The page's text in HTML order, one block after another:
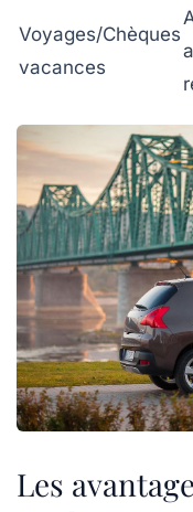
Voyages/Chèques
vacances
Les